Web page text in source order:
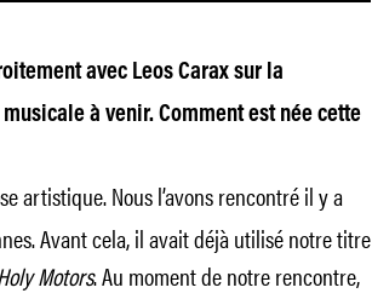
avec Leos Carax sur la
à venir. Comment est née cette
artistique. Nous l’avons rencontré il y a
Avant cela, il avait déjà utilisé notre titre
Motors. Au moment de notre rencontre,